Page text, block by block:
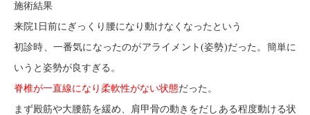
施術結果
来院1日前にぎっくり腰になり動けなくなったという
初診時、一番気になったのがアライメント(姿勢)だった。簡単に
いうと姿勢が良すぎる。
脊椎が一直線になり柔軟性がない状態だった。
まず殿筋や大腰筋を緩め、肩甲骨の動きをだしある程度動ける状